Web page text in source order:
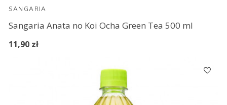
SANGARIA
Sangaria Anata no Koi Ocha Green Tea 500 ml
11,90 zł